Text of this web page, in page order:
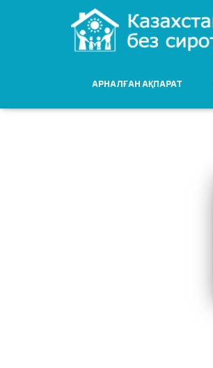
АРНАЛҒАН АҚПАРАТ